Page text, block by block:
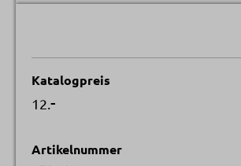
Katalogpreis
12. -
Artikelnummer